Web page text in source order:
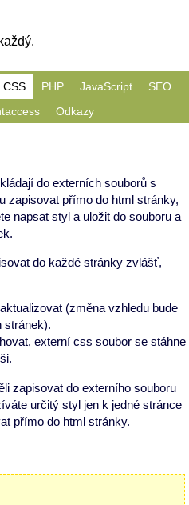
CSS PHP JavaScript
SEO
Odkazy
do externích souborů s
zapisovat přímo do html stránky,
napsat styl a uložit do souboru a
do každé stránky zvlášť,
(změna vzhledu bude
stránek).
externí css soubor se stáhne
zapisovat do externího souboru
určitý styl jen k jedné stránce
přímo do html stránky.